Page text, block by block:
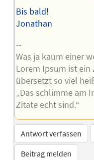
Bis bald!
Jonathan
--
Was ja kaum einer
Lorem Ipsum ist ein
übersetzt so viel
„Das schlimme am
Zitate echt sind.“
Antwort verfassen
Beitrag melden